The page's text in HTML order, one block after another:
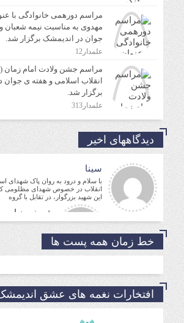
مراسم دورهمی خانوادگی با
مهدوی به مناسبت نیمه شعبان
جوان در اندیمشک برگزار شد.
علمدار12
مراسم جشن ولادت امام زمان
انقلاب اسلامی و هفته ی جوان
برگزار شد.
علمدار313
دیدگاههای اخیر
سینا
با سلام و درود به روان پاک شهدای
انقلاب در خصوص شهدای مظلومی
این شهید بزرگوار، در تقابل با گروه
شریفی نیا
خداروشکر که جوانانی مثه شما داریم.
مدیر فرهنگی
حسین
خط زمان همه پست ها
افتخارات نغمه های عشق